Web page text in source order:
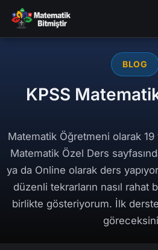
BLOG
KPSS
Matematik Öğretmeni olarak 19
Matematik Özel Ders
ya da Online olarak ders
düzenli tekrarların nasıl rahat
birlikte gösteriyorum. İlk